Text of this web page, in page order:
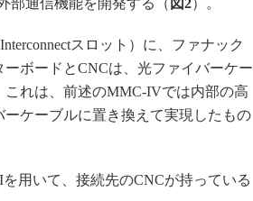
部通信機能を開発する（ 図2）。
スロット）に、ファナック
ボードとCNCは、光ファイバーケー
れは、前述のMMC-IVでは内部の高
ケーブルに置き換えて実現したもの
用いて、接続先のCNCが持っている